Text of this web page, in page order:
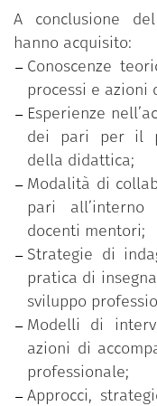
rafforzare i
agli
pratiche
una fase di
dell’ateneo.
A conclusione
hanno acquisito:
Conoscenze
processi e azioni
Esperienze
dei pari per il
della didattica;
Modalità di
pari
docenti mentori;
Strategie di
pratica di
sviluppo
Modelli di
azioni di
professionale;
Approcci,